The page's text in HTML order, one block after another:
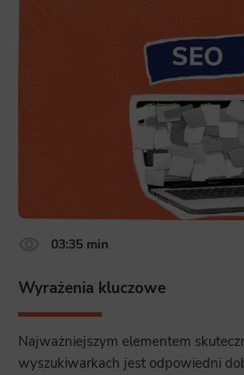
03:35 min
Wyrażenia kluczowe
Najważniejszym elementem
wyszukiwarkach jest odpowiedni